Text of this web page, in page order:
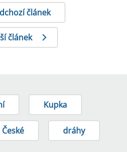
článek
článek
Kupka
České dráhy